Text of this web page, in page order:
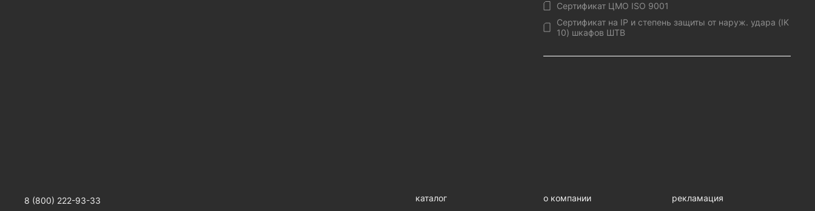
Сертификат ЦМО ISO 9001
Сертификат на IP и степень защиты от наруж. удара (IK
10) шкафов ШТВ
8 (800) 222-93-33 каталог о компании рекламация